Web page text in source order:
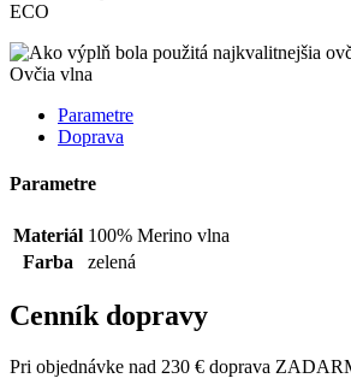
ECO
Ovčia vlna
Parametre
Doprava
Parametre
Materiál 100% Merino vlna
Farba
zelená
Cenník dopravy
Pri objednávke nad 230 € doprava